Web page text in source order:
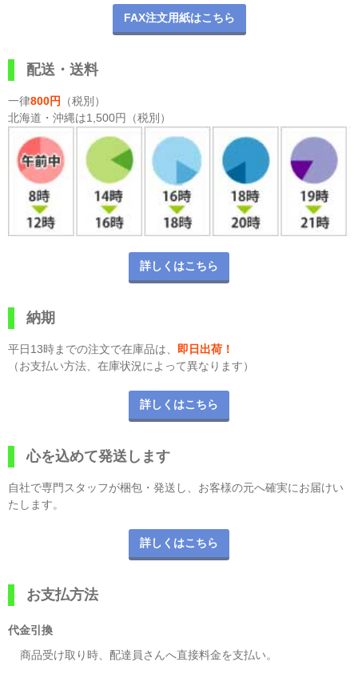
FAX注文用紙はこちら
配送・送料
一律800円
（税別）
北海道・沖縄は1,500円（税別）
詳しくはこちら
納期
平日13時までの注文で在庫品は、 即日出荷！
（お支払い方法、在庫状況によって異なります）
詳しくはこちら
心を込めて発送します
自社で専門スタッフが梱包・発送し、お客様の元へ確実にお届けい
たします。
詳しくはこちら
お支払方法
代金引換
商品受け取り時、配達員さんへ直接料金を支払い。